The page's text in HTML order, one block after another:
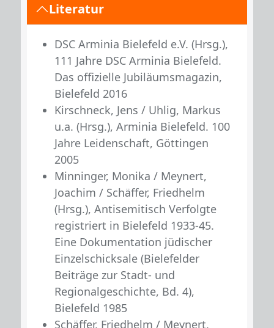
Literatur
DSC Arminia Bielefeld e.V. (Hrsg.),
111 Jahre DSC Arminia Bielefeld.
Das offizielle Jubiläumsmagazin,
Bielefeld 2016
Kirschneck, Jens / Uhlig, Markus
u.a. (Hrsg.), Arminia Bielefeld. 100
Jahre Leidenschaft, Göttingen
2005
Minninger, Monika / Meynert,
Joachim / Schäffer, Friedhelm
(Hrsg.), Antisemitisch Verfolgte
registriert in Bielefeld 1933-45.
Eine Dokumentation jüdischer
Einzelschicksale (Bielefelder
Beiträge zur Stadt- und
Regionalgeschichte, Bd. 4),
Bielefeld 1985
Schäffer, Friedhelm / Meynert,